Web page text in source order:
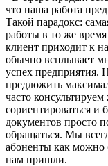
что наша работа
Такой парадокс:
работы в то же
клиент приходит к
обычно всплывает
успех предприятия.
предложить
часто
сориентироваться и
документов просто
обращаться. Мы
абоненты как можно
нам пришли.